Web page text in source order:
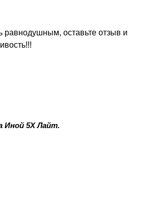
равнодушным, оставьте отзыв и
Иной 5Х Лайт.